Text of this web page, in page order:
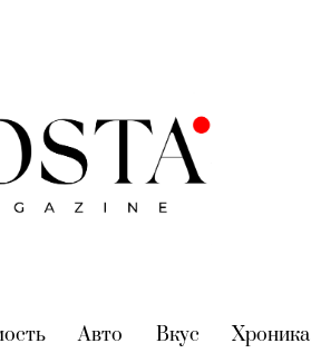
(current)
Авто (current)
Вкус (current)
Хроника